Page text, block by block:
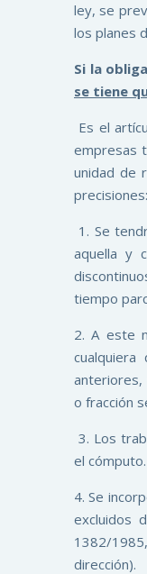
ley, se
los planes
Si la
se tiene
Es el
empresas
unidad de
precisiones:
1. Se
aquella y
tiempo
2. A este
anteriores,
o fracción
3. Los
el cómputo.
4. Se
excluidos
1382/
dirección).